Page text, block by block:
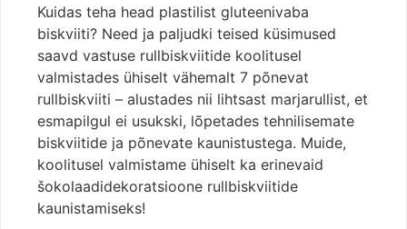
Kuidas teha head plastilist gluteenivaba
biskviiti? Need ja paljudki teised küsimused
saavd vastuse rullbiskviitide koolitusel
valmistades ühiselt vähemalt 7 põnevat
rullbiskviiti – alustades nii lihtsast marjarullist, et
esmapilgul ei usukski, lõpetades tehnilisemate
biskviitide ja põnevate kaunistustega. Muide,
koolitusel valmistame ühiselt ka erinevaid
šokolaadidekoratsioone rullbiskviitide
kaunistamiseks!